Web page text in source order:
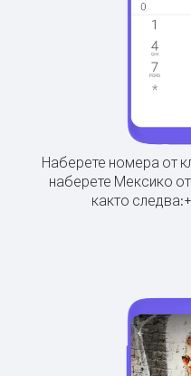
Наберете номера от
наберете Мексико
както следва:+